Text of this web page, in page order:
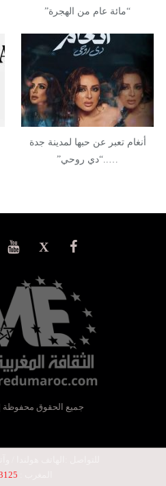
“مائة عام من الهجرة”
أنغام تعبر عن حبها لمدينة جدة
…..“دي روحي”
© جميع الحقوق محفوظة | 2014 -